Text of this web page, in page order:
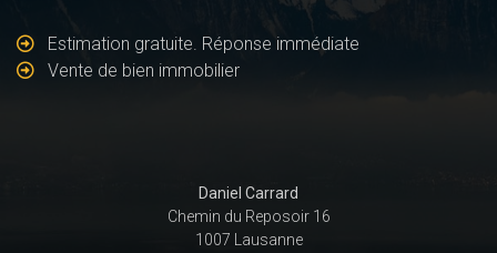
Estimation gratuite. Réponse immédiate
Vente de bien immobilier
Daniel Carrard
Chemin du Reposoir 16
1007 Lausanne